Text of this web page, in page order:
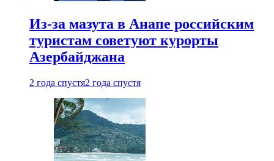
Из-за мазута в Анапе российским
туристам советуют курорты
Азербайджана
2 года спустя2 года спустя